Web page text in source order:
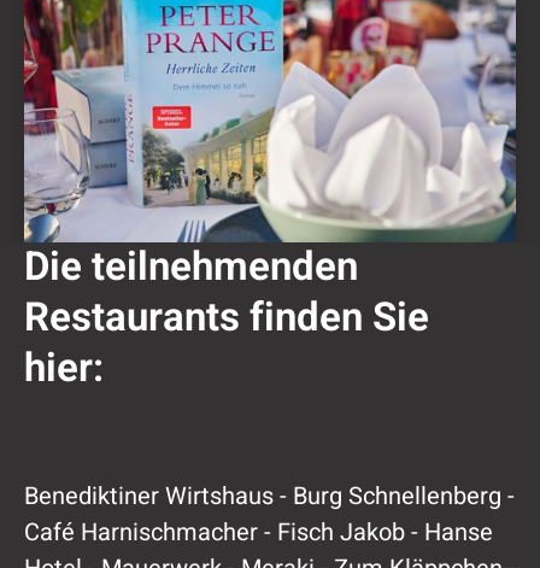
Die teilnehmenden
Restaurants finden Sie
hier:
Benediktiner Wirtshaus - Burg Schnellenberg -
Café Harnischmacher - Fisch Jakob - Hanse